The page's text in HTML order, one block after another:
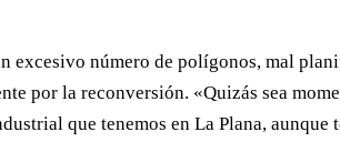
excesivo número de polígonos, mal
por la reconversión. «Quizás sea
que tenemos en La Plana,